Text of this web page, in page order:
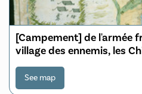
[Campement] de l'armée
village des ennemis, les
1736
See map